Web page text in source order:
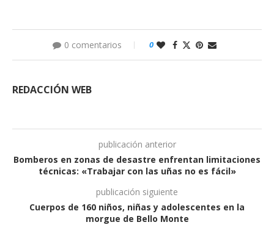
0 comentarios 0
REDACCIÓN WEB
publicación anterior
Bomberos en zonas de desastre enfrentan limitaciones
técnicas: «Trabajar con las uñas no es fácil»
publicación siguiente
Cuerpos de 160 niños, niñas y adolescentes en la
morgue de Bello Monte